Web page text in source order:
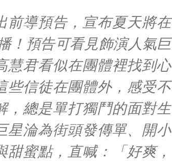
前導預告，宣布夏天將在
！預告可看見飾演人氣巨
慧君看似在團體裡找到心
些信徒在團體外，感受不
，總是單打獨鬥的面對生
星淪為街頭發傳單、開小
蜜點，直喊：「好爽，